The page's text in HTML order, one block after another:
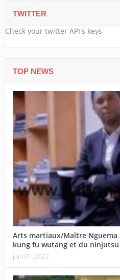
TWITTER
Check your twitter API's keys
TOP NEWS
Arts martiaux/Maître
kung fu wutang et du ninjutsu
juin 01, 2022